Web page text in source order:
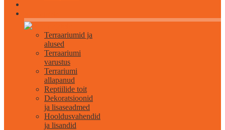
Terraariumid ja
alused
Terraariumi
varustus
Terrariumi
allapanud
Reptiilide toit
Dekoratsioonid
ja lisaseadmed
Hooldusvahendid
ja lisandid